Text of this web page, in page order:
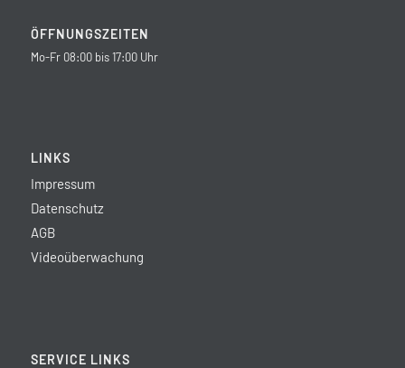
ÖFFNUNGSZEITEN
Mo-Fr 08:00 bis 17:00 Uhr
LINKS
Impressum
Datenschutz
AGB
Videoüberwachung
SERVICE LINKS